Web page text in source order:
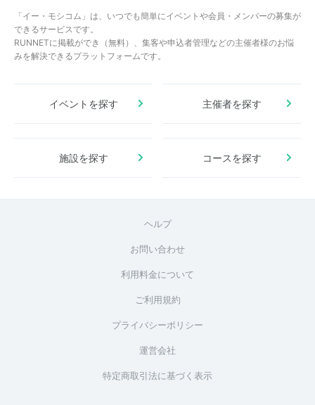
「イー・モシコム」は、いつでも簡単にイベントや会員・メンバーの募集が
できるサービスです。
RUNNETに掲載ができ（無料）、集客や申込者管理などの主催者様のお悩
みを解決できるプラットフォームです。
イベントを探す 主催者を探す
施設を探す コースを探す
ヘルプ
お問い合わせ
利用料金について
ご利用規約
プライバシーポリシー
運営会社
特定商取引法に基づく表示